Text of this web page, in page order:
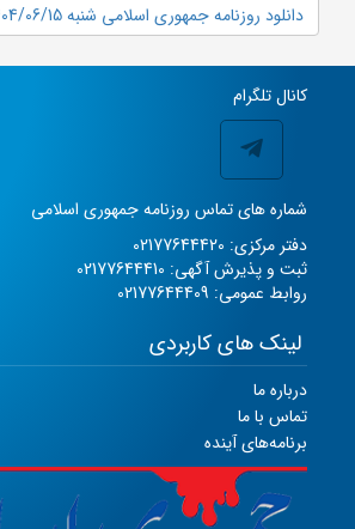
دانلود روزنامه جمهوری اسلامی شنبه 1404/06/15 شماره 13174
کانال تلگرام
شماره های تماس روزنامه جمهوری اسلامی
دفتر مرکزی: 02177644420
ثبت و پذیرش آگهی: 02177644410
روابط عمومی: 02177644409
لینک های کاربردی
درباره ما
تماس با ما
برنامه‌های آینده